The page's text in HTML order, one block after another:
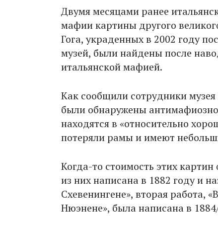
Двумя месяцами ранее
мафии картины другого
Гога, украденных в 2002 году
музей, были найдены после
итальянской мафией.
Как сообщили сотрудники
были обнаружены
находятся в «относительно
потеряли рамы и имеют
Когда-то стоимость этих
из них написана в 1882 году и
Схевенингене», вторая работа,
Нюэнене», была написана в